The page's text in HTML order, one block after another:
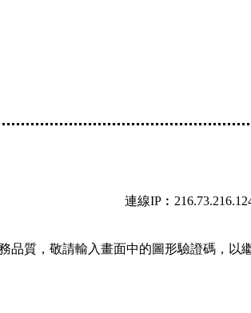
連線
品質，敬請輸入畫面中的圖形驗證碼，以